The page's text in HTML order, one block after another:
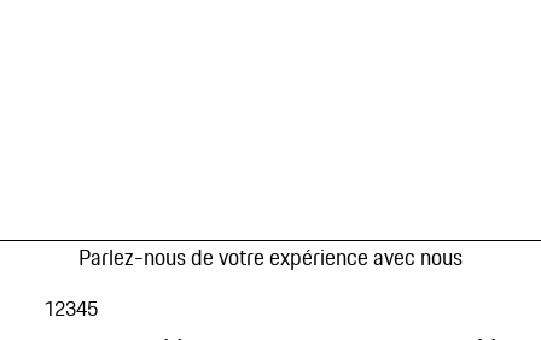
Parlez-nous de votre expérience avec nous
12345